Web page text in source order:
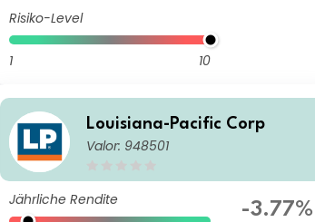
Risiko-Level
1 10
Louisiana-Pacific Corp
Valor: 948501
Jährliche Rendite -3.77%